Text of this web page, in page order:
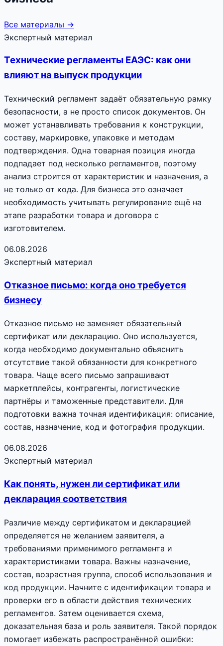
Все материалы →
Экспертный материал
Технические регламенты ЕАЭС: как они
влияют на выпуск продукции
Технический регламент задаёт обязательную рамку
безопасности, а не просто список документов. Он
может устанавливать требования к конструкции,
составу, маркировке, упаковке и методам
подтверждения. Одна товарная позиция иногда
подпадает под несколько регламентов, поэтому
анализ строится от характеристик и назначения, а
не только от кода. Для бизнеса это означает
необходимость учитывать регулирование ещё на
этапе разработки товара и договора с
изготовителем.
06.08.2026
Экспертный материал
Отказное письмо: когда оно требуется
бизнесу
Отказное письмо не заменяет обязательный
сертификат или декларацию. Оно используется,
когда необходимо документально объяснить
отсутствие такой обязанности для конкретного
товара. Чаще всего письмо запрашивают
маркетплейсы, контрагенты, логистические
партнёры и таможенные представители. Для
подготовки важна точная идентификация: описание,
состав, назначение, код и фотография продукции.
06.08.2026
Экспертный материал
Как понять, нужен ли сертификат или
декларация соответствия
Различие между сертификатом и декларацией
определяется не желанием заявителя, а
требованиями применимого регламента и
характеристиками товара. Важны назначение,
состав, возрастная группа, способ использования и
код продукции. Начните с идентификации товара и
проверки его в области действия технических
регламентов. Затем оценивается схема,
доказательная база и роль заявителя. Такой порядок
помогает избежать распространённой ошибки: